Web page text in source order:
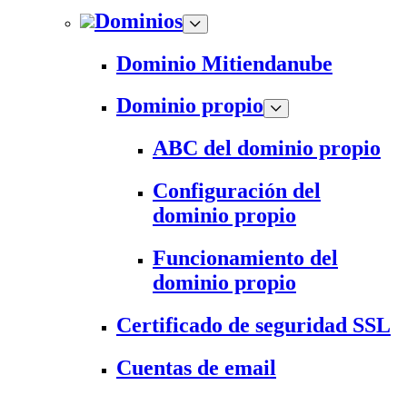
Dominios
Dominio Mitiendanube
Dominio propio
ABC del dominio propio
Configuración del
dominio propio
Funcionamiento del
dominio propio
Certificado de seguridad SSL
Cuentas de email